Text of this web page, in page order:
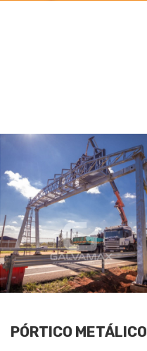
PÓRTICO METÁLICO